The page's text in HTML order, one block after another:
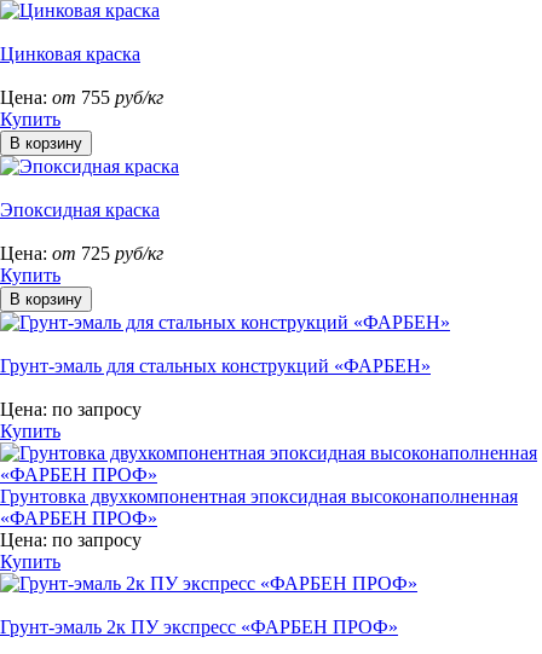
Цинковая краска
Цена: от 755 руб/кг
Купить
Эпоксидная краска
Цена: от 725 руб/кг
Купить
Грунт-эмаль для стальных конструкций «ФАРБЕН»
Цена: по запросу
Купить
Грунтовка двухкомпонентная эпоксидная высоконаполненная
«ФАРБЕН ПРОФ»
Цена: по запросу
Купить
Грунт-эмаль 2к ПУ экспресс «ФАРБЕН ПРОФ»